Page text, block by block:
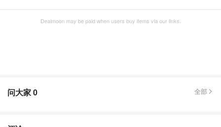
Dealmoon may be paid when users buy items via our links.
问大家0 全部